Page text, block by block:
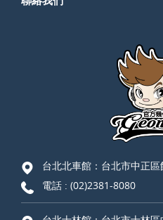
台北北車館：台北市中正
電話 : (02)2381-8080